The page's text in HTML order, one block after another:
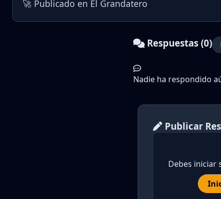
🚀 Publicado en El Grandatero
Respuestas (0)
Nadie ha respondido
Publicar
Debes iniciar